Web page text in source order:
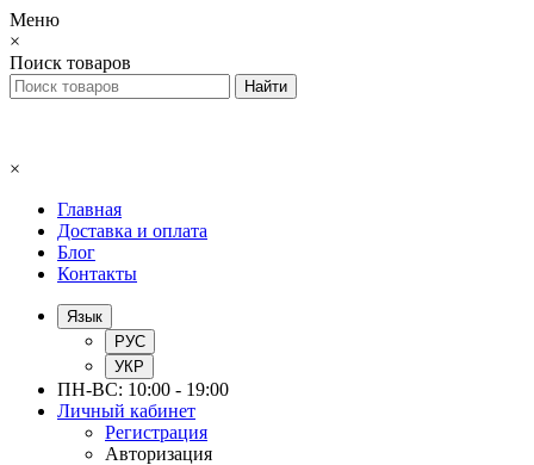
Меню
×
Поиск товаров
×
Главная
Доставка и оплата
Блог
Контакты
Язык
РУС
УКР
ПН-ВС: 10:00 - 19:00
Личный кабинет
Регистрация
Авторизация